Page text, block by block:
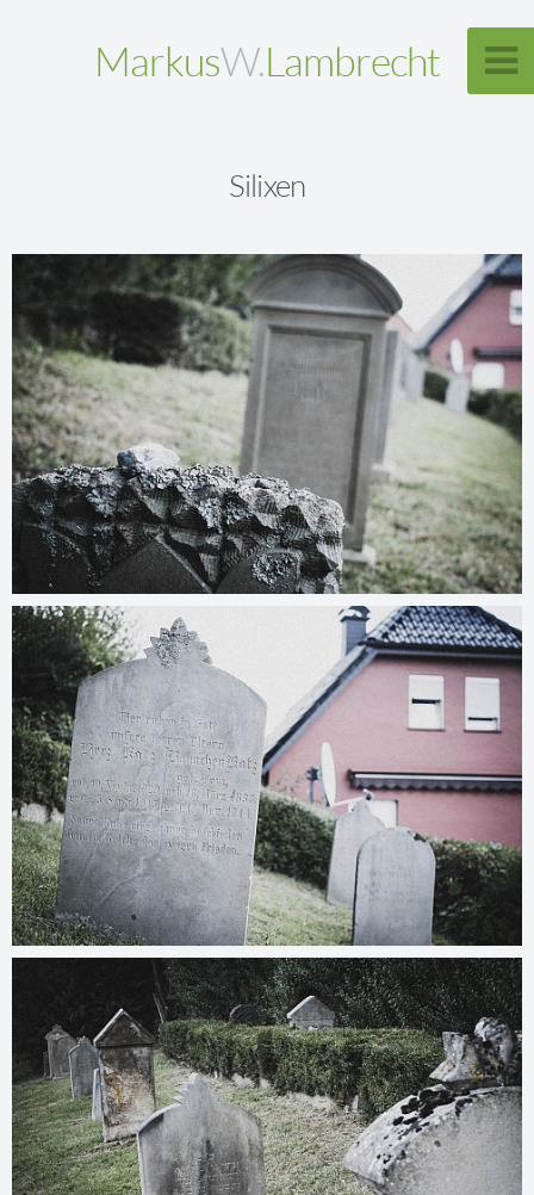
MarkusW.Lambrecht
Silixen